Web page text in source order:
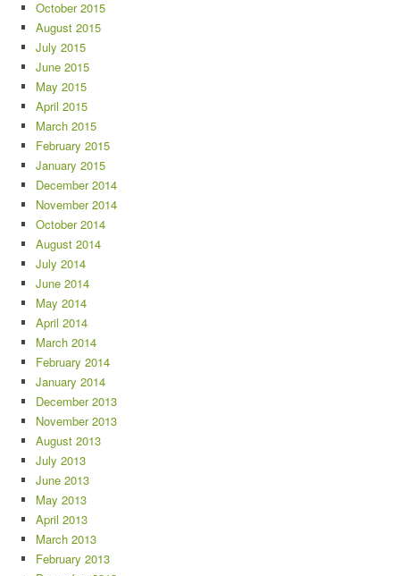
October 2015
August 2015
July 2015
June 2015
May 2015
April 2015
March 2015
February 2015
January 2015
December 2014
November 2014
October 2014
August 2014
July 2014
June 2014
May 2014
April 2014
March 2014
February 2014
January 2014
December 2013
November 2013
August 2013
July 2013
June 2013
May 2013
April 2013
March 2013
February 2013